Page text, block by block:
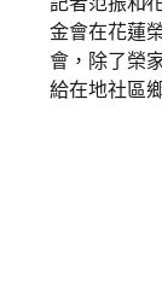
金會在花蓮
會，除了榮
給在地社區